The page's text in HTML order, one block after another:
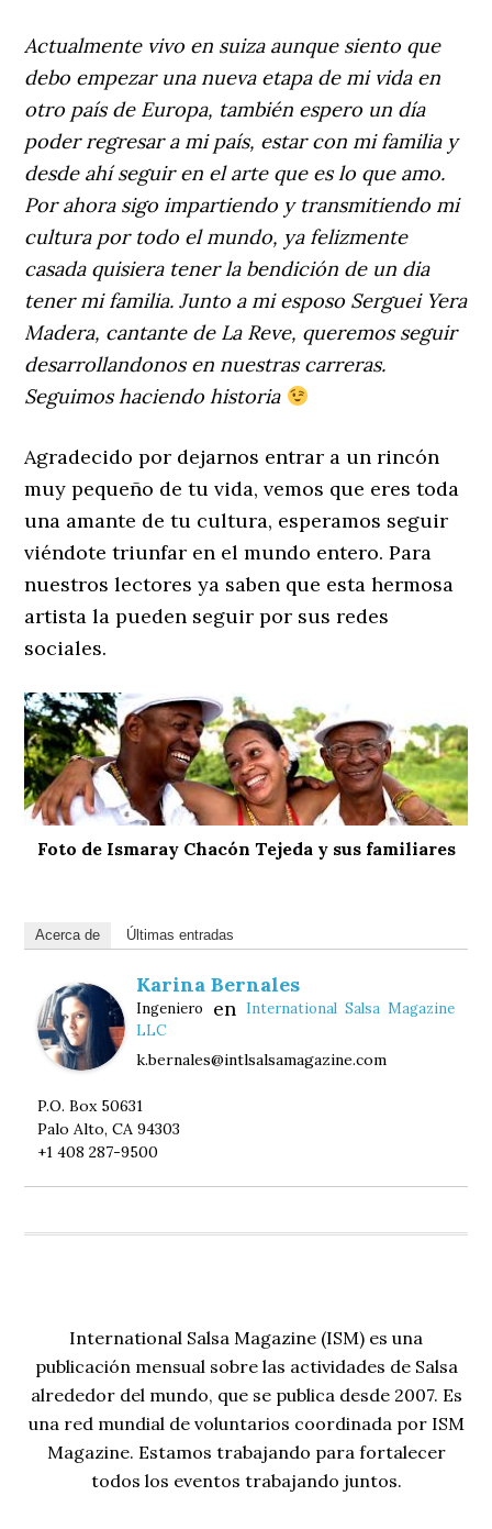
Actualmente vivo en suiza aunque siento que
debo empezar una nueva etapa de mi vida en
otro país de Europa, también espero un día
poder regresar a mi país, estar con mi familia y
desde ahí seguir en el arte que es lo que amo.
Por ahora sigo impartiendo y transmitiendo mi
cultura por todo el mundo, ya felizmente
casada quisiera tener la bendición de un dia
tener mi familia. Junto a mi esposo Serguei Yera
Madera, cantante de La Reve, queremos seguir
desarrollandonos en nuestras carreras.
Seguimos haciendo historia
Agradecido por dejarnos entrar a un rincón
muy pequeño de tu vida, vemos que eres toda
una amante de tu cultura, esperamos seguir
viéndote triunfar en el mundo entero. Para
nuestros lectores ya saben que esta hermosa
artista la pueden seguir por sus redes
sociales.
Foto de Ismaray Chacón Tejeda y sus familiares
Acerca de Últimas entradas
Karina Bernales
Ingeniero en International Salsa Magazine
LLC
k.bernales@intlsalsamagazine.com
P.O. Box 50631
Palo Alto, CA 94303
+1 408 287-9500
International Salsa Magazine (ISM) es una
publicación mensual sobre las actividades de Salsa
alrededor del mundo, que se publica desde 2007. Es
una red mundial de voluntarios coordinada por ISM
Magazine. Estamos trabajando para fortalecer
todos los eventos trabajando juntos.